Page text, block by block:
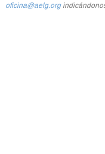
oficina@aelg.org